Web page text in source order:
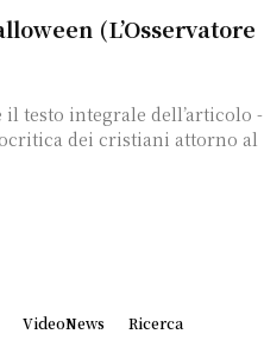
(L’Osservatore
testo integrale dell’articolo -
dei cristiani attorno al
VideoNews Ricerca